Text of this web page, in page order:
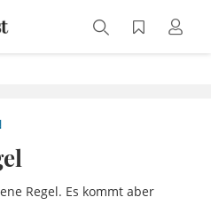
Regel. Es kommt aber